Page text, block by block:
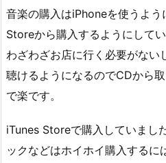
音楽の購入はiPhoneを使うよ
Storeから購入するようにしてい
わざわざお店に行く必要がない
聴けるようになるのでCDから
で楽です。
iTunes Storeで購入していまし
ックなどはホイホイ購入する